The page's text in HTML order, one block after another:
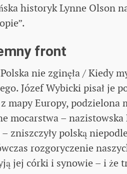
historyk Lynne Olson
front
Polska nie zginęła / Kiedy
Józef Wybicki pisał je
mapy Europy, podzielona
mocarstwa –
zniszczyły polską
rozgoryczenie
jej córki i synowie – i że